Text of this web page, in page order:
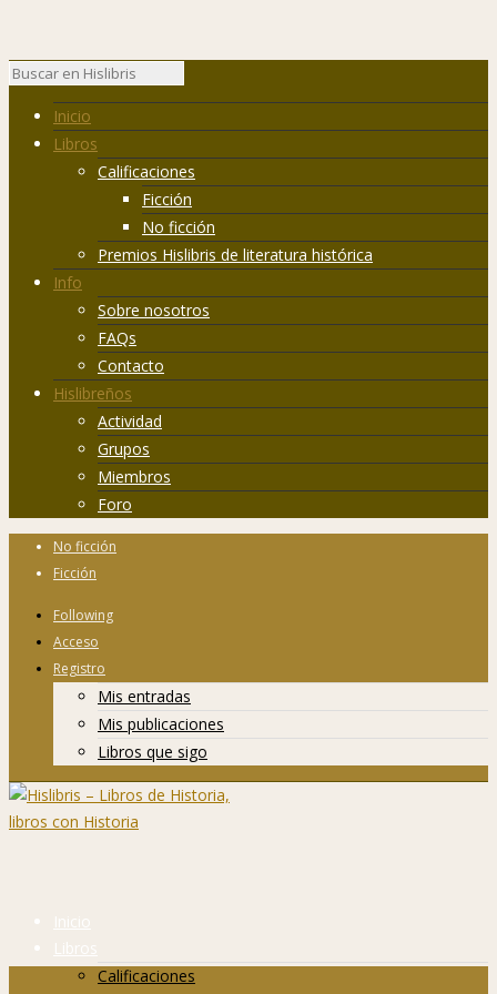
Inicio
Libros
Calificaciones
Ficción
No ficción
Premios Hislibris de literatura histórica
Info
Sobre nosotros
FAQs
Contacto
Hislibreños
Actividad
Grupos
Miembros
Foro
No ficción
Ficción
Following
Acceso
Registro
Mis entradas
Mis publicaciones
Libros que sigo
Inicio
Libros
Calificaciones